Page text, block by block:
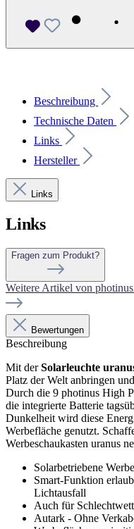
Beschreibung
Technische Daten
Links
Hersteller
Links
Links
Fragen zum Produkt?
Weitere Artikel von
Bewertungen
Beschreibung
Mit derSolarleuchte
Platz der Welt anbringen
Durch die 9 photinus High
die integrierte Batterie
Dunkelheit wird diese
Werbefläche genutzt.
Werbeschaukasten uranus
Solarbetriebene
Smart-Funktion
Lichtausfall
Auch für
Autark - Ohne